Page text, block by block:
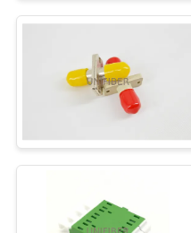
ผมเปียไ